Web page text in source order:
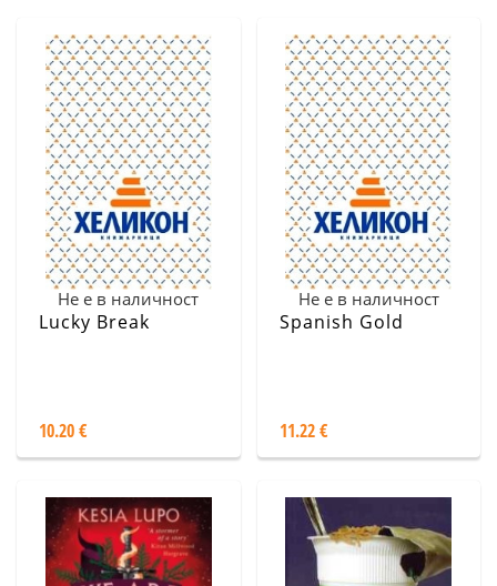
Не е в наличност
Lucky Break
10.20 €
Не е в наличност
Spanish Gold
11.22 €